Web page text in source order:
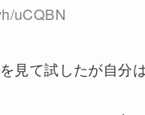
uCQBN
見て試したが自分